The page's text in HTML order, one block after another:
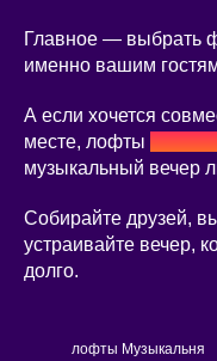
Главное — выбрать
именно вашим
А если хочется
месте, лофты
музыкальный вечер
Собирайте друзей,
устраивайте вечер,
долго.
лофты Музыкальня